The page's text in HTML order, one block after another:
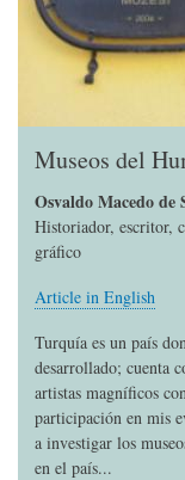
Museos del
Osvaldo Macedo de
Historiador, escritor,
gráfico
Article in English
Turquía es un país
desarrollado; cuenta
artistas magníficos
participación en mis
a investigar los
en el país...